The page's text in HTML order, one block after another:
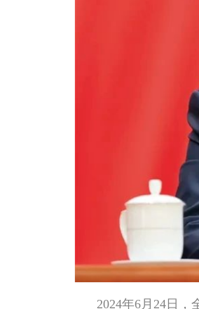
2024年6月24日